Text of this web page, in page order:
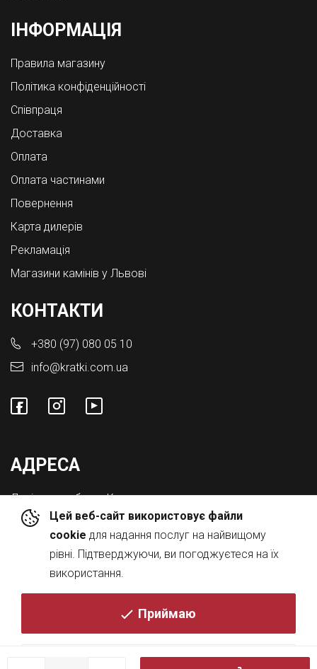
Цей веб-сайт використовує файли
cookie для надання послуг на найвищому
рівні. Підтверджуючи, ви погоджуєтеся на їх
використання.
Приймаю
ІНФОРМАЦІЯ
Правила магазину
Політика конфіденційності
Співпраця
Доставка
Оплата
Оплата частинами
Повернення
Карта дилерів
Рекламація
Магазини камінів у Львові
КОНТАКТИ
+380 (97) 080 05 10
info@kratki.com.ua
АДРЕСА
Львівська обл., с. Конопниця,
Вул. Городоцька 8а